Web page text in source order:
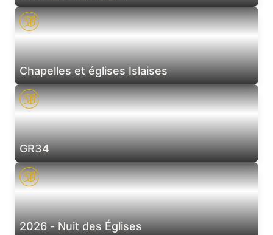
Chapelles et églises Islaises
GR34
2026 - Nuit des Églises